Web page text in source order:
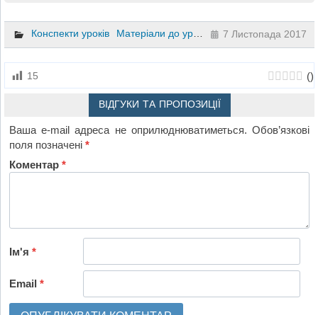
Конспекти уроків Матеріали до уроків Літературне читання
7 Листопада 2017
15 ()
ВІДГУКИ ТА ПРОПОЗИЦІЇ
Ваша e-mail адреса не оприлюднюватиметься. Обов’язкові
поля позначені*
Коментар*
Ім'я*
Email*